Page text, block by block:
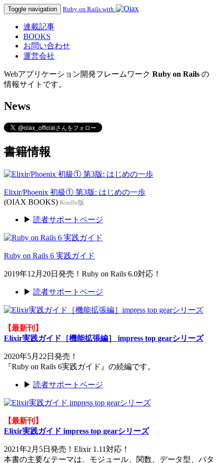
Toggle navigation Ruby on Rails with
連載記事
BOOKS
お問い合わせ
運営会社
Webアプリケーション開発フレームワーク Ruby on Rails の
情報サイトです。
News
書籍情報
Elixir/Phoenix 初級① 第3版: はじめの一歩
(OIAX BOOKS) Kindle版
▶ 読者サポートページ
Ruby on Rails 6 実践ガイド
2019年12月20日発売！Ruby on Rails 6.0対応！
▶ 読者サポートページ
【最新刊】
Elixir実践ガイド［機能拡張編］ impress top gearシリーズ
2020年5月22日発売！
『Ruby on Rails 6実践ガイド』の続編です。
▶ 読者サポートページ
【最新刊】
Elixir実践ガイド impress top gearシリーズ
2021年2月5日発売！Elixir 1.11対応！
本書の主要なテーマは、モジュール、関数、データ型、パタ